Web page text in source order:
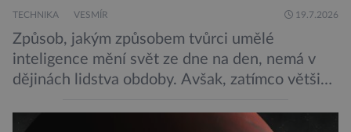
TECHNIKA VESMÍR 19.7.2026
Způsob, jakým způsobem tvůrci umělé
inteligence mění svět ze dne na den, nemá v
dějinách lidstva obdoby. Avšak, zatímco většina
generování obrázků nebo automatizaci práce,